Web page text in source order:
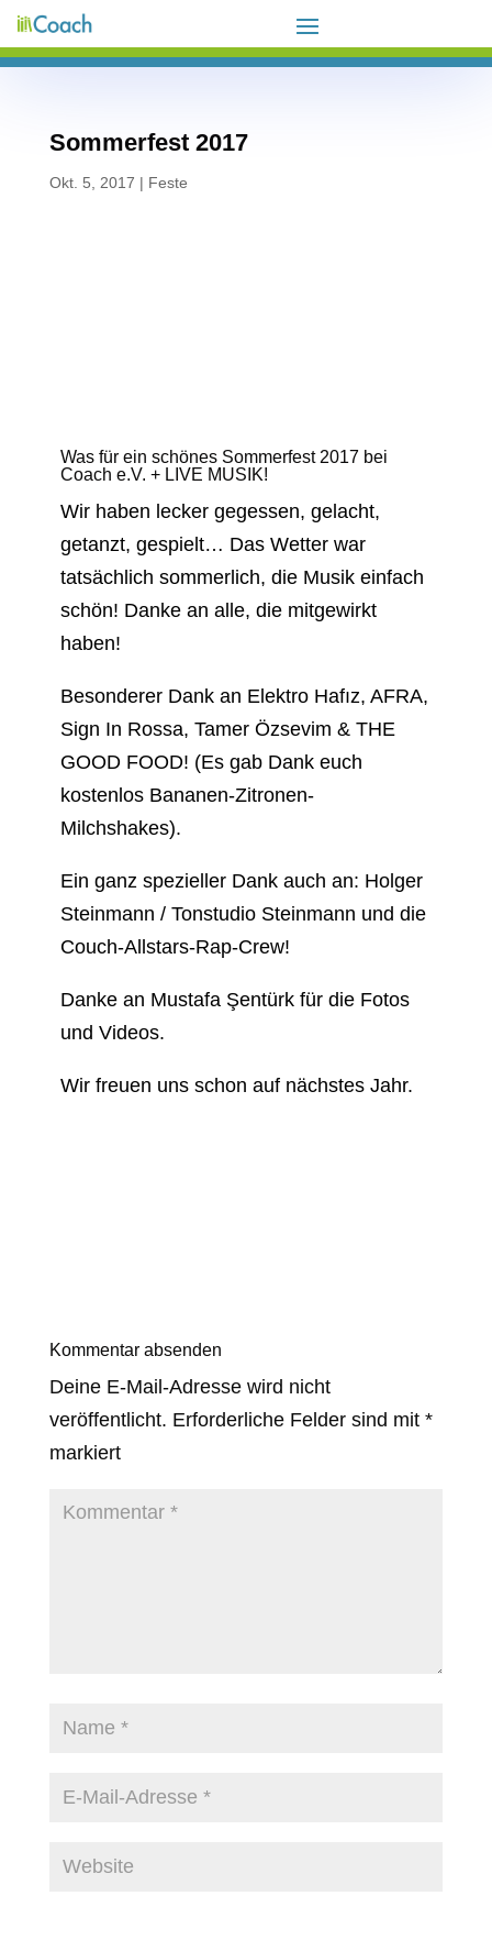
Sommerfest 2017
Okt. 5, 2017 | Feste
Was für ein schönes Sommerfest 2017 bei
Coach e.V. + LIVE MUSIK!
Wir haben lecker gegessen, gelacht,
getanzt, gespielt… Das Wetter war
tatsächlich sommerlich, die Musik einfach
schön! Danke an alle, die mitgewirkt
haben!
Besonderer Dank an Elektro Hafız, AFRA,
Sign In Rossa, Tamer Özsevim & THE
GOOD FOOD! (Es gab Dank euch
kostenlos Bananen-Zitronen-
Milchshakes).
Ein ganz spezieller Dank auch an: Holger
Steinmann / Tonstudio Steinmann und die
Couch-Allstars-Rap-Crew!
Danke an Mustafa Şentürk für die Fotos
und Videos.
Wir freuen uns schon auf nächstes Jahr.
Kommentar absenden
Deine E-Mail-Adresse wird nicht
veröffentlicht. Erforderliche Felder sind mit *
markiert